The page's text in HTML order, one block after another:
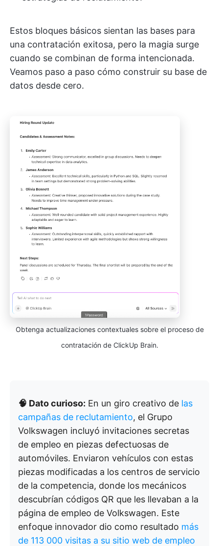
Estos bloques básicos sientan las bases para
una contratación exitosa, pero la magia surge
cuando se combinan de forma intencionada.
Veamos paso a paso cómo construir su base de
datos desde cero.
Obtenga actualizaciones contextuales sobre el proceso de
contratación de ClickUp Brain.
🧠 Dato curioso: En un giro creativo de las
campañas de reclutamiento, el Grupo
Volkswagen incluyó invitaciones secretas
de empleo en piezas defectuosas de
automóviles. Enviaron vehículos con estas
piezas modificadas a los centros de servicio
de la competencia, donde los mecánicos
descubrían códigos QR que les llevaban a la
página de empleo de Volkswagen. Este
enfoque innovador dio como resultado más
de 113 000 visitas a su sitio web de empleo